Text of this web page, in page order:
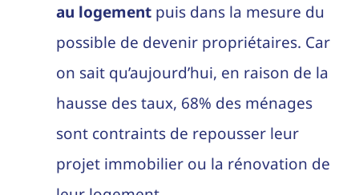
au logementpuis dans la mesure du
possible de devenir propriétaires. Car
on sait qu’aujourd’hui, en raison de la
hausse des taux, 68% des ménages
sont contraints de repousser leur
projet immobilier ou la rénovation de